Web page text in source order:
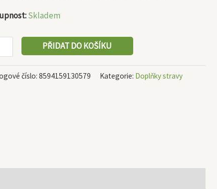
Skladem
PŘIDAT DO KOŠÍKU
číslo: 8594159130579 Kategorie: Doplňky stravy